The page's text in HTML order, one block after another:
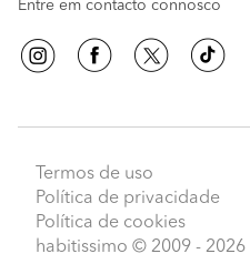
Entre em contacto connosco
Termos de uso
Política de privacidade
Política de cookies
habitissimo © 2009 - 2026